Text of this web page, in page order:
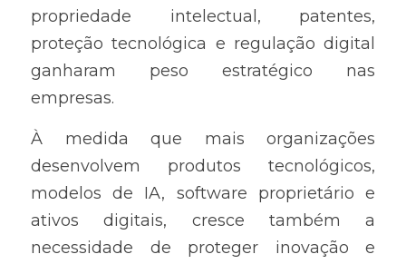
propriedade intelectual, patentes,
proteção tecnológica e regulação digital
ganharam peso estratégico nas
empresas.
À medida que mais organizações
desenvolvem produtos tecnológicos,
modelos de IA, software proprietário e
ativos digitais, cresce também a
necessidade de proteger inovação e